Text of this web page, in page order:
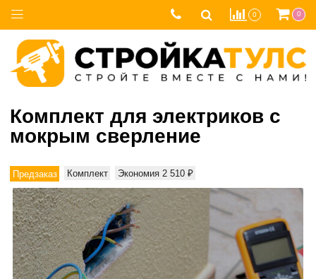
0 0
Комплект для электриков c
мокрым сверление
Предзаказ Комплект Экономия 2 510 ₽